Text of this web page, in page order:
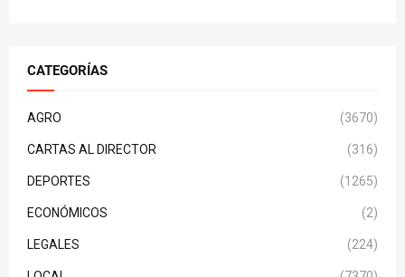
CATEGORÍAS
AGRO (3670)
CARTAS AL DIRECTOR (316)
DEPORTES (1265)
ECONÓMICOS (2)
LEGALES (224)